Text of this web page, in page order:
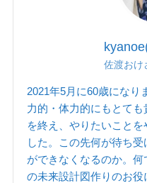
佐渡お
2021年5月に60歳になり
力的・体力的にもとて
を終え、やりたいこと
した。この先何が待ち
ができなくなるのか。
の未来設計図作りのお役